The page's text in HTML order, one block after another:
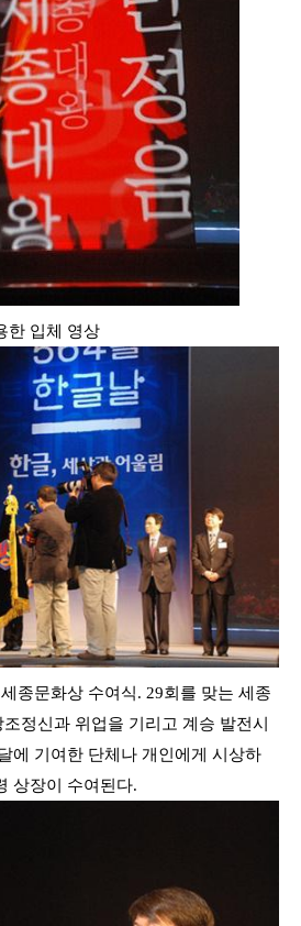
한 입체 영상
종문화상 수여식. 29회를 맞는 세종
정신과 위업을 기리고 계승 발전시
에 기여한 단체나 개인에게 시상하
상장이 수여된다.